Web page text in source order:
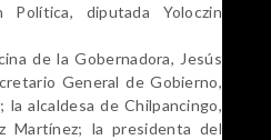
Política, diputada Yoloczin
de la Gobernadora, Jesús
General de Gobierno,
la alcaldesa de Chilpancingo,
Martínez; la presidenta del